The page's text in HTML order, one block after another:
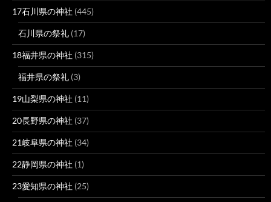
17石川県の神社 (445)
石川県の祭礼 (17)
18福井県の神社 (315)
福井県の祭礼 (3)
19山梨県の神社 (11)
20長野県の神社 (37)
21岐阜県の神社 (34)
22静岡県の神社 (1)
23愛知県の神社 (25)